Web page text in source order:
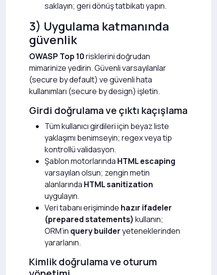
saklayın; geri dönüş tatbikatı yapın.
3) Uygulama katmanında
güvenlik
OWASP Top 10risklerini doğrudan
mimarinize yedirin. Güvenli varsayılanlar
(secure by default) ve güvenli hata
kullanımları (secure by design) işletin.
Girdi doğrulama ve çıktı kaçışlama
Tüm kullanıcı girdileri için beyaz liste
yaklaşımı benimseyin; regex veya tip
kontrollü validasyon.
Şablon motorlarında HTML escaping
varsayılan olsun; zengin metin
alanlarında HTML sanitization
uygulayın.
Veri tabanı erişiminde hazır ifadeler
(prepared statements) kullanın;
ORM’in query builderyeteneklerinden
yararlanın.
Kimlik doğrulama ve oturum